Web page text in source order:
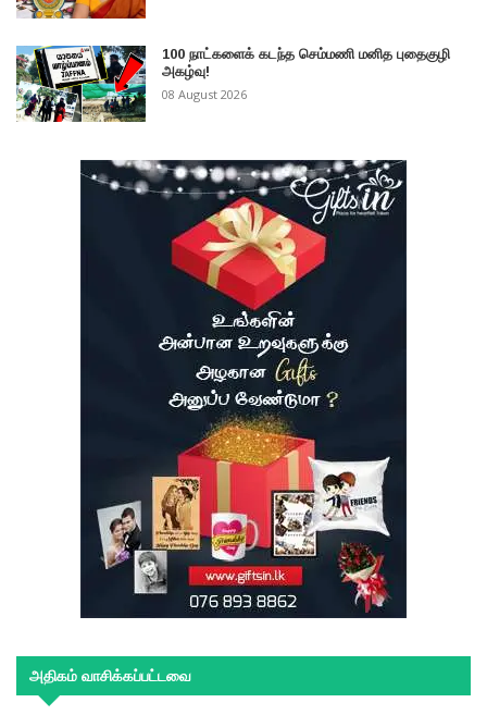
100 நாட்களைக் கடந்த செம்மணி மனித புதைகுழி
அகழ்வு!
08 August 2026
அதிகம் வாசிக்கப்பட்டவை